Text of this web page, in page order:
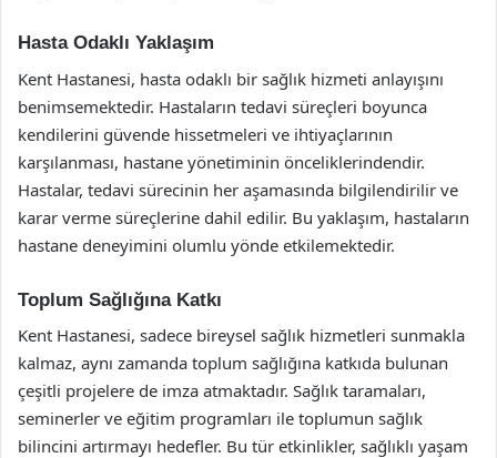
Hasta Odaklı Yaklaşım
Kent Hastanesi, hasta odaklı bir sağlık hizmeti anlayışını
benimsemektedir. Hastaların tedavi süreçleri boyunca
kendilerini güvende hissetmeleri ve ihtiyaçlarının
karşılanması, hastane yönetiminin önceliklerindendir.
Hastalar, tedavi sürecinin her aşamasında bilgilendirilir ve
karar verme süreçlerine dahil edilir. Bu yaklaşım, hastaların
hastane deneyimini olumlu yönde etkilemektedir.
Toplum Sağlığına Katkı
Kent Hastanesi, sadece bireysel sağlık hizmetleri sunmakla
kalmaz, aynı zamanda toplum sağlığına katkıda bulunan
çeşitli projelere de imza atmaktadır. Sağlık taramaları,
seminerler ve eğitim programları ile toplumun sağlık
bilincini artırmayı hedefler. Bu tür etkinlikler, sağlıklı yaşam